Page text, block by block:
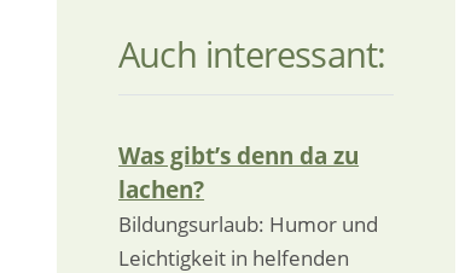
Auch interessant:
Was gibt’s denn da zu
lachen?
Bildungsurlaub: Humor und
Leichtigkeit in helfenden